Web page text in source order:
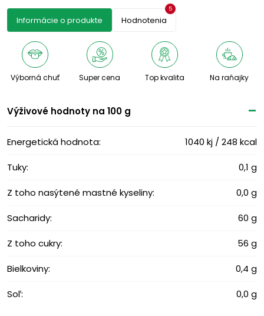
Informácie o produkte Hodnotenia
5
Výborná chuť Super cena Top kvalita Na raňajky
Výživové ​​hodnoty na 100 g
Energetická hodnota: 1040 kj / 248 kcal
Tuky: 0,1 g
Z toho nasýtené mastné kyseliny: 0,0 g
Sacharidy: 60 g
Z toho cukry: 56 g
Bielkoviny: 0,4 g
Soľ: 0,0 g